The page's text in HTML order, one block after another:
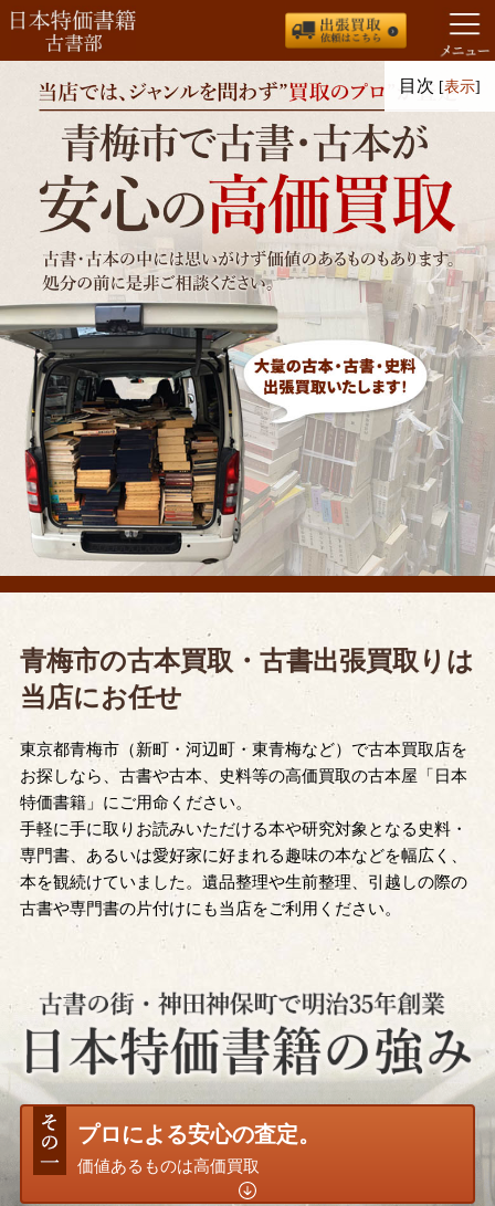
プ
目次 [表示]
青梅市の古本買取・古書出張買取りは
当店にお任せ
東京都青梅市（新町・河辺町・東青梅など）で古本買取店を
お探しなら、古書や古本、史料等の高価買取の古本屋「日本
特価書籍」にご用命ください。
手軽に手に取りお読みいただける本や研究対象となる史料・
専門書、あるいは愛好家に好まれる趣味の本などを幅広く、
本を観続けていました。遺品整理や生前整理、引越しの際の
古書や専門書の片付けにも当店をご利用ください。
プロによる安心の査定。
価値あるものは高価買取